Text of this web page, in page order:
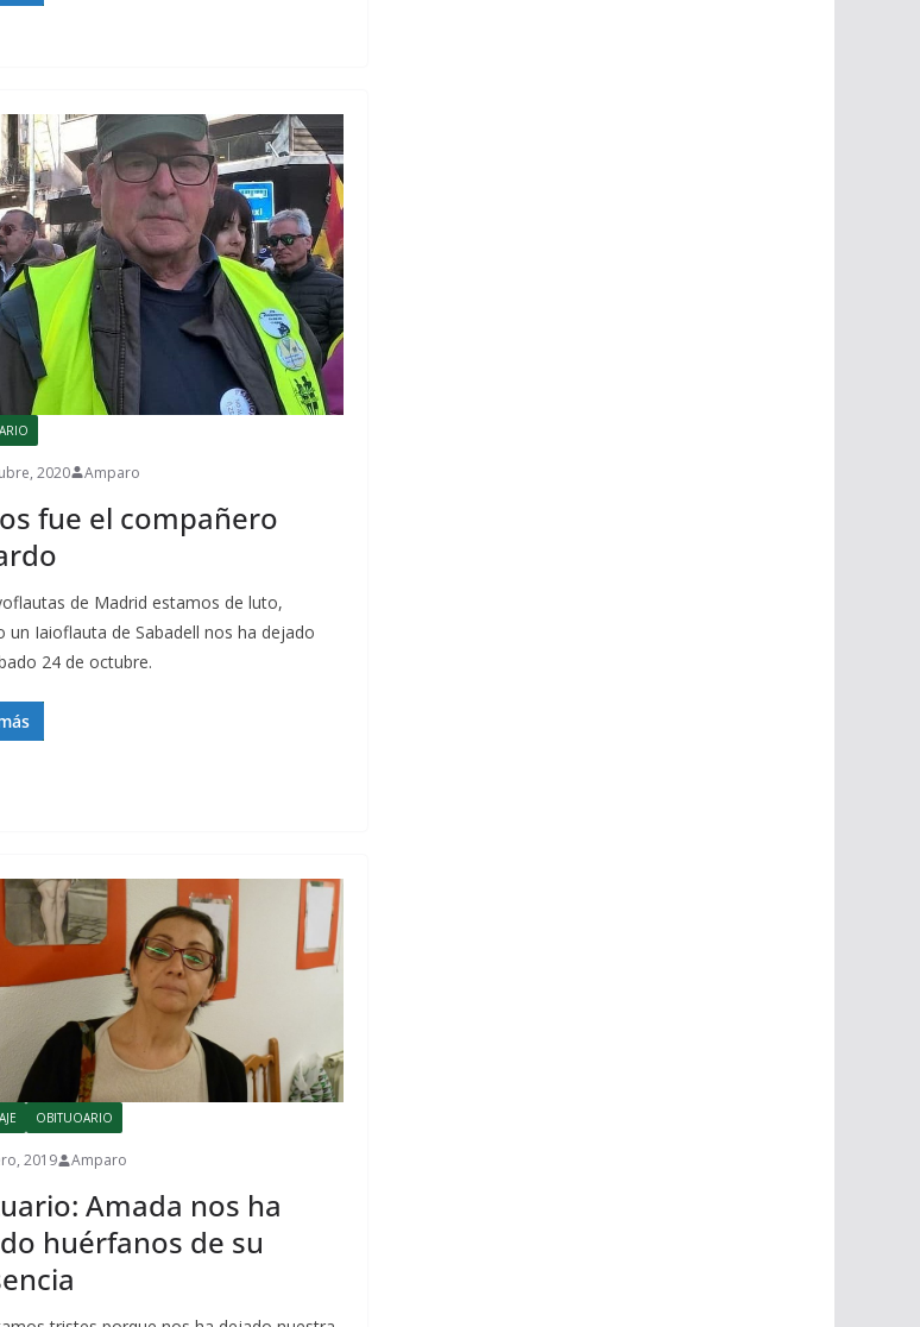
2020 Amparo
fue el compañero
de Madrid estamos de luto,
un Iaioflauta de Sabadell nos ha dejado
24 de octubre.
OBITUOARIO
2019 Amparo
Amada nos ha
huérfanos de su